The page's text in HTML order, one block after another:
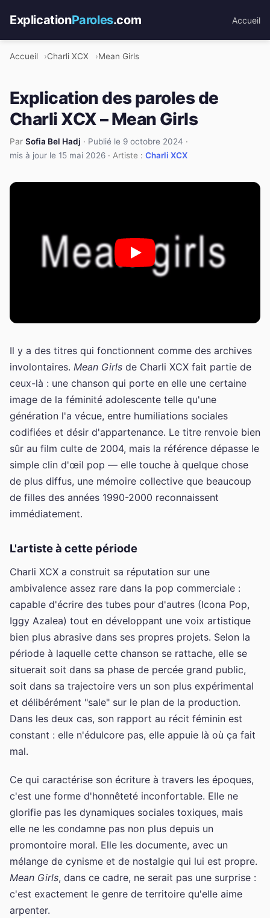
ExplicationParoles.com Accueil
Accueil Charli XCX Mean Girls
Explication des paroles de
Charli XCX – Mean Girls
Par Sofia Bel Hadj · Publié le 9 octobre 2024 ·
mis à jour le 15 mai 2026 · Artiste : Charli XCX
Il y a des titres qui fonctionnent comme des archives
involontaires. Mean Girls de Charli XCX fait partie de
ceux-là : une chanson qui porte en elle une certaine
image de la féminité adolescente telle qu'une
génération l'a vécue, entre humiliations sociales
codifiées et désir d'appartenance. Le titre renvoie bien
sûr au film culte de 2004, mais la référence dépasse le
simple clin d'œil pop — elle touche à quelque chose
de plus diffus, une mémoire collective que beaucoup
de filles des années 1990-2000 reconnaissent
immédiatement.
L'artiste à cette période
Charli XCX a construit sa réputation sur une
ambivalence assez rare dans la pop commerciale :
capable d'écrire des tubes pour d'autres (Icona Pop,
Iggy Azalea) tout en développant une voix artistique
bien plus abrasive dans ses propres projets. Selon la
période à laquelle cette chanson se rattache, elle se
situerait soit dans sa phase de percée grand public,
soit dans sa trajectoire vers un son plus expérimental
et délibérément "sale" sur le plan de la production.
Dans les deux cas, son rapport au récit féminin est
constant : elle n'édulcore pas, elle appuie là où ça fait
mal.
Ce qui caractérise son écriture à travers les époques,
c'est une forme d'honnêteté inconfortable. Elle ne
glorifie pas les dynamiques sociales toxiques, mais
elle ne les condamne pas non plus depuis un
promontoire moral. Elle les documente, avec un
mélange de cynisme et de nostalgie qui lui est propre.
Mean Girls, dans ce cadre, ne serait pas une surprise :
c'est exactement le genre de territoire qu'elle aime
arpenter.